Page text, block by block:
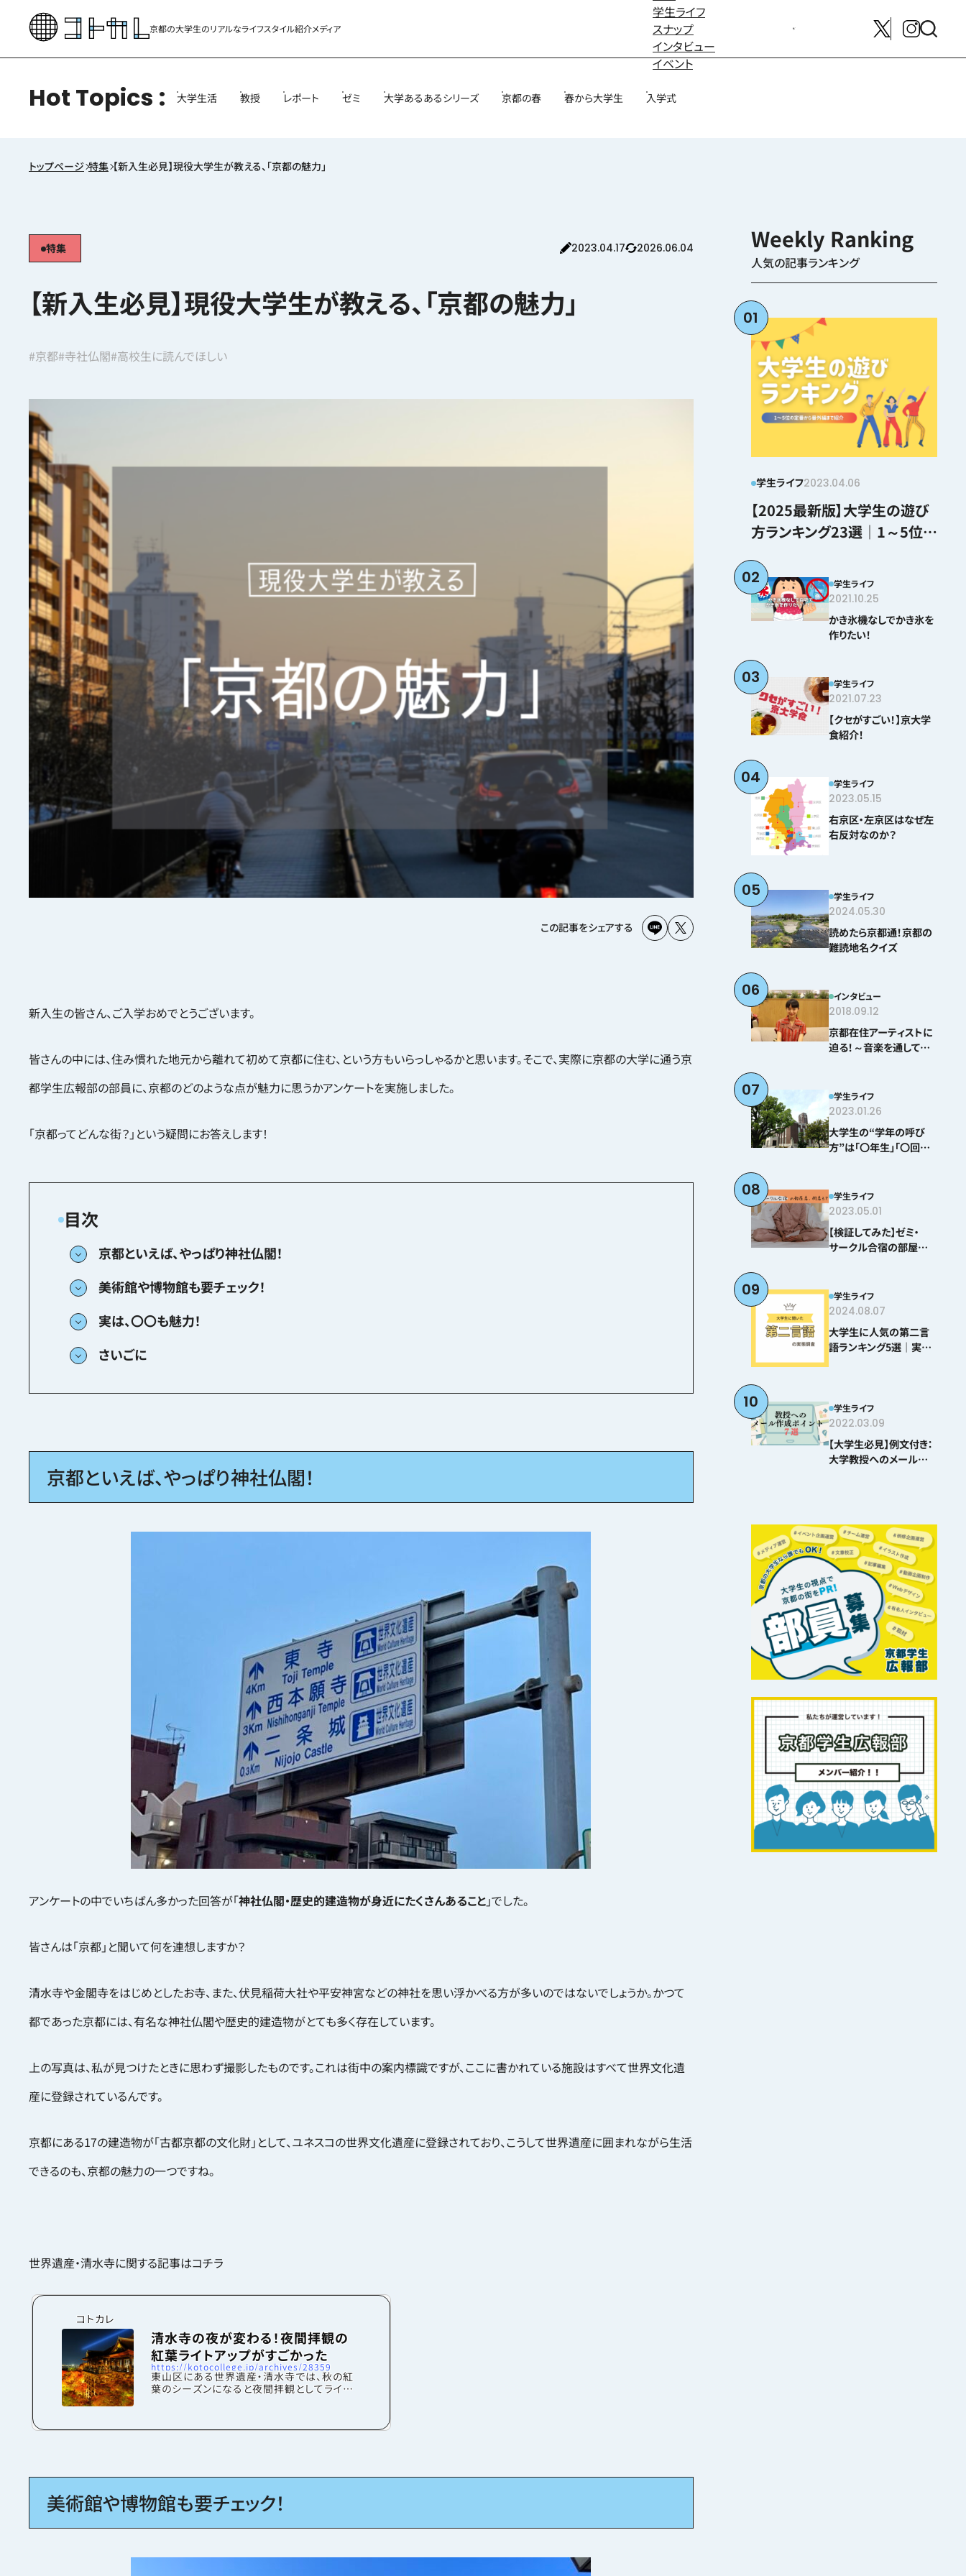
京都の大学生のリアルなライフスタイル紹介メディア
学生ライフ
スナップ
インタビュー
イベント
メンバー募集はこちら
Hot Topics 大学生活 教授 レポート ゼミ 大学あるあるシリーズ 京都の春 春から大学生 入学式
トップページ 特集 【新入生必見】現役大学生が教える、「京都の魅力」
特集 2023.04.17 2026.06.04
【新入生必見】現役大学生が教える、「京都の魅力」
#京都#寺社仏閣#高校生に読んでほしい
この記事をシェアする
新入生の皆さん、ご入学おめでとうございます。
皆さんの中には、住み慣れた地元から離れて初めて京都に住む、という方もいらっしゃるかと思います。そこで、実際に京都の大学に通う京
都学生広報部の部員に、京都のどのような点が魅力に思うかアンケートを実施しました。
「京都ってどんな街？」という疑問にお答えします！
京都といえば、やっぱり神社仏閣！
美術館や博物館も要チェック！
実は、〇〇も魅力！
さいごに
京都といえば、やっぱり神社仏閣！
アンケートの中でいちばん多かった回答が「神社仏閣・歴史的建造物が身近にたくさんあること」でした。
皆さんは「京都」と聞いて何を連想しますか？
清水寺や金閣寺をはじめとしたお寺、また、伏見稲荷大社や平安神宮などの神社を思い浮かべる方が多いのではないでしょうか。かつて
都であった京都には、有名な神社仏閣や歴史的建造物がとても多く存在しています。
上の写真は、私が見つけたときに思わず撮影したものです。これは街中の案内標識ですが、ここに書かれている施設はすべて世界文化遺
産に登録されているんです。
京都にある17の建造物が「古都京都の文化財」として、ユネスコの世界文化遺産に登録されており、こうして世界遺産に囲まれながら生活
できるのも、京都の魅力の一つですね。
世界遺産・清水寺に関する記事はコチラ
コトカレ
清水寺の夜が変わる！夜間拝観の
紅葉ライトアップがすごかった
https://kotocollege.jp/archives/28359
東山区にある世界遺産・清水寺では、秋の紅
葉のシーズンになると夜間拝観としてライト
こにもすでにたくさんの人がいました。京都が
ていました。お寺まで坂を登ると、拝観券を購
入していよいよ中に入ります。拝観券もいつも
美術館や博物館も要チェック！
人気の記事ランキング
01
学生ライフ2023.04.06
【2025最新版】大学生の遊び
方ランキング23選｜1～5位の
02 学生ライフ
2021.10.25
かき氷機なしでかき氷を
作りたい！
03 学生ライフ
2021.07.23
【クセがすごい！】京大学
食紹介！
04 学生ライフ
2023.05.15
右京区・左京区はなぜ左
右反対なのか？
05 学生ライフ
2024.05.30
読めたら京都通！京都の
難読地名クイズ
06 インタビュー
2018.09.12
京都在住アーティストに
迫る！～音楽を通して感
07 学生ライフ
2023.01.26
大学生の“学年の呼び
方”は「〇年生」「〇回生」
08 学生ライフ
2023.05.01
【検証してみた】ゼミ・
サークル合宿の部屋着、
09 学生ライフ
2024.08.07
大学生に人気の第二言
語ランキング5選｜実際
10 学生ライフ
2022.03.09
【大学生必見】例文付き：
大学教授へのメールの